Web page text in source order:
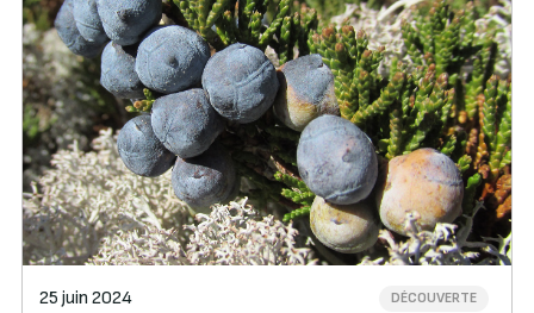
25 juin 2024 DÉCOUVERTE